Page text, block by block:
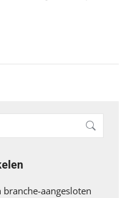
aangesloten